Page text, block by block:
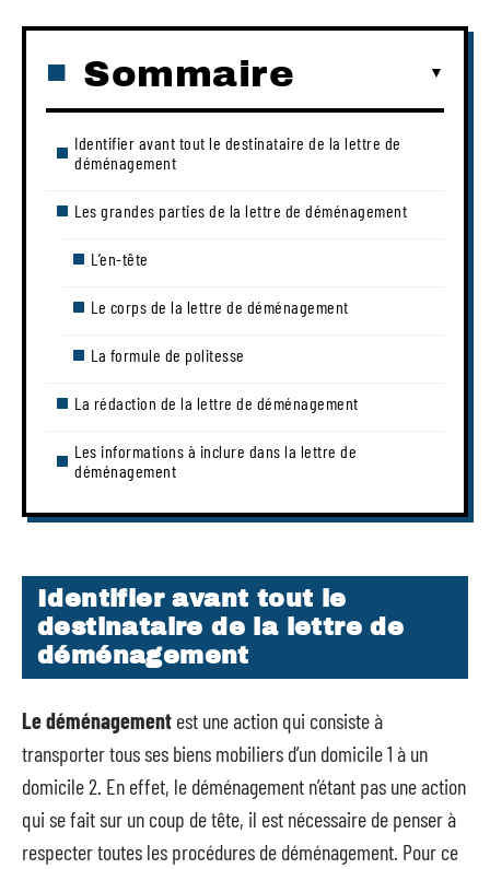
Sommaire
Identifier avant tout le destinataire de la lettre de
déménagement
Les grandes parties de la lettre de déménagement
L’en-tête
Le corps de la lettre de déménagement
La formule de politesse
La rédaction de la lettre de déménagement
Les informations à inclure dans la lettre de
déménagement
Identifier avant tout le
destinataire de la lettre de
déménagement
Le déménagement est une action qui consiste à
transporter tous ses biens mobiliers d’un domicile 1 à un
domicile 2. En effet, le déménagement n’étant pas une action
qui se fait sur un coup de tête, il est nécessaire de penser à
respecter toutes les procédures de déménagement. Pour ce